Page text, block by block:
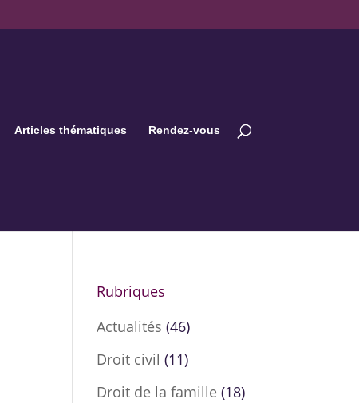
Articles thématiques Rendez-vous
Rubriques
Actualités (46)
Droit civil (11)
Droit de la famille (18)